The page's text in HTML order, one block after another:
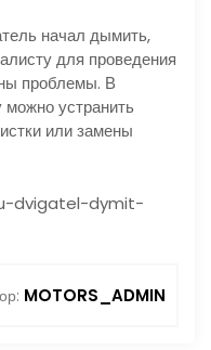
начал дымить,
для проведения
проблемы. В
устранить
или замены
dvigatel-dymit-
MOTORS_ADMIN